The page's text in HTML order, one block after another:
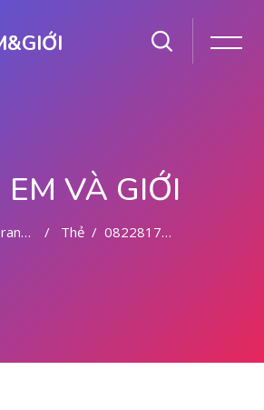
EM VÀ GIỚI
Thống Thẻ 082281779727 TEMPAT KURET DI MEDAN